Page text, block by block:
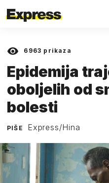
6963 prikaza
Epidemija
oboljelih od
bolesti
PIŠE Express/Hina